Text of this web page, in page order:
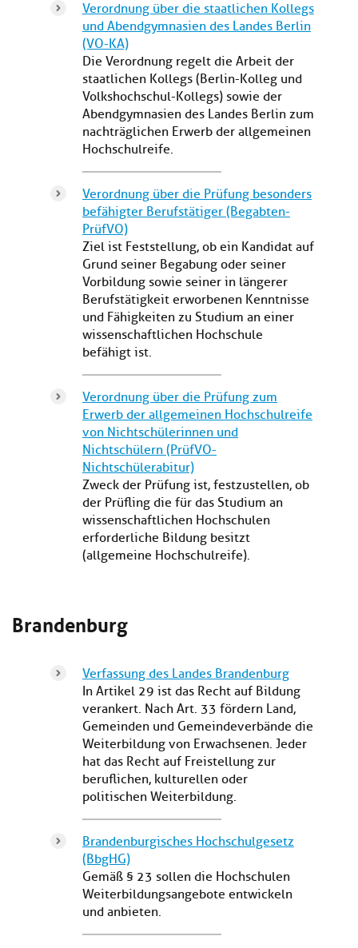
Verordnung über die staatlichen Kollegs
und Abendgymnasien des Landes Berlin
(VO-KA)
Die Verordnung regelt die Arbeit der
staatlichen Kollegs (Berlin-Kolleg und
Volkshochschul-Kollegs) sowie der
Abendgymnasien des Landes Berlin zum
nachträglichen Erwerb der allgemeinen
Hochschulreife.
Verordnung über die Prüfung besonders
befähigter Berufstätiger (Begabten-
PrüfVO)
Ziel ist Feststellung, ob ein Kandidat auf
Grund seiner Begabung oder seiner
Vorbildung sowie seiner in längerer
Berufstätigkeit erworbenen Kenntnisse
und Fähigkeiten zu Studium an einer
wissenschaftlichen Hochschule
befähigt ist.
Verordnung über die Prüfung zum
Erwerb der allgemeinen Hochschulreife
von Nichtschülerinnen und
Nichtschülern (PrüfVO-
Nichtschülerabitur)
Zweck der Prüfung ist, festzustellen, ob
der Prüfling die für das Studium an
wissenschaftlichen Hochschulen
erforderliche Bildung besitzt
(allgemeine Hochschulreife).
Brandenburg
Verfassung des Landes Brandenburg
In Artikel 29 ist das Recht auf Bildung
verankert. Nach Art. 33 fördern Land,
Gemeinden und Gemeindeverbände die
Weiterbildung von Erwachsenen. Jeder
hat das Recht auf Freistellung zur
beruflichen, kulturellen oder
politischen Weiterbildung.
Brandenburgisches Hochschulgesetz
(BbgHG)
Gemäß § 23 sollen die Hochschulen
Weiterbildungsangebote entwickeln
und anbieten.